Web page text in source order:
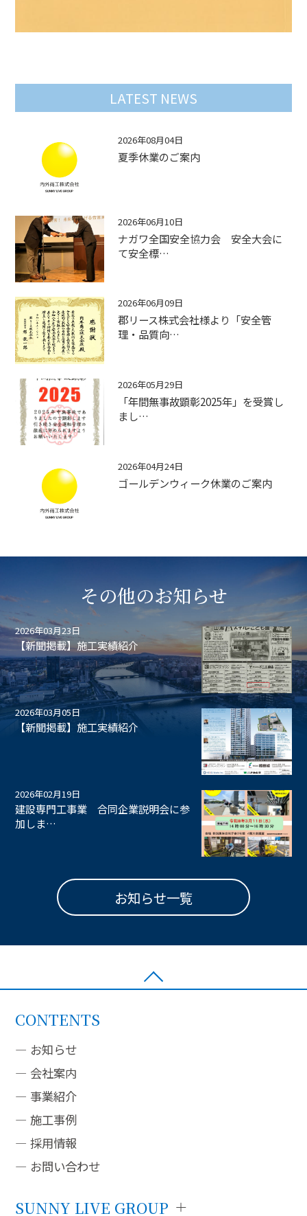
LATEST NEWS
2026年08月04日
夏季休業のご案内
2026年06月10日
ナガワ全国安全協力会 安全大会に
て安全標…
2026年06月09日
郡リース株式会社様より「安全管
理・品質向…
2026年05月29日
「年間無事故顕彰2025年」を受賞し
まし…
2026年04月24日
ゴールデンウィーク休業のご案内
その他のお知らせ
2026年03月23日
【新聞掲載】施工実績紹介
2026年03月05日
【新聞掲載】施工実績紹介
2026年02月19日
建設専門工事業 合同企業説明会に参
加しま…
お知らせ一覧
CONTENTS
お知らせ
会社案内
事業紹介
施工事例
採用情報
お問い合わせ
SUNNY LIVE GROUP